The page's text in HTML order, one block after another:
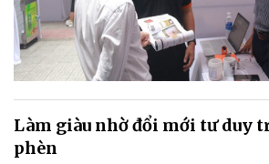
Làm giàu nhờ đổi mới tư duy
phèn